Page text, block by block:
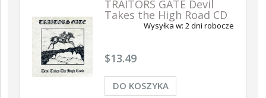
Ave Dominus Luciferi
LP (BLACK)
$24.05
DO KOSZYKA DO KOSZYKA
TRAITORS GATE Devil
Takes the High Road CD
Wysyłka w: 2 dni robocze
$13.49
DO KOSZYKA